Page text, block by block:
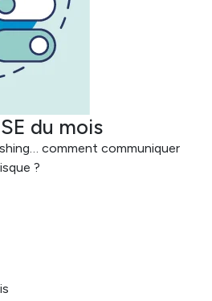
du mois
comment communiquer
?